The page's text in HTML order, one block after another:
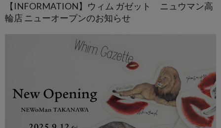
【INFORMATION】ウィム ガゼット ニュウマン高
輪店 ニューオープンのお知らせ